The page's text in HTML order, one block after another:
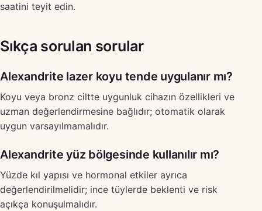
saatini teyit edin.
Sıkça sorulan sorular
Alexandrite lazer koyu tende uygulanır mı?
Koyu veya bronz ciltte uygunluk cihazın özellikleri ve
uzman değerlendirmesine bağlıdır; otomatik olarak
uygun varsayılmamalıdır.
Alexandrite yüz bölgesinde kullanılır mı?
Yüzde kıl yapısı ve hormonal etkiler ayrıca
değerlendirilmelidir; ince tüylerde beklenti ve risk
açıkça konuşulmalıdır.